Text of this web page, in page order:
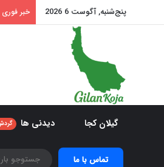
پنج‌شنبه, آگوست 6 2026 خبر فوری
گیلان کجا دیدنی ها
تماس با ما